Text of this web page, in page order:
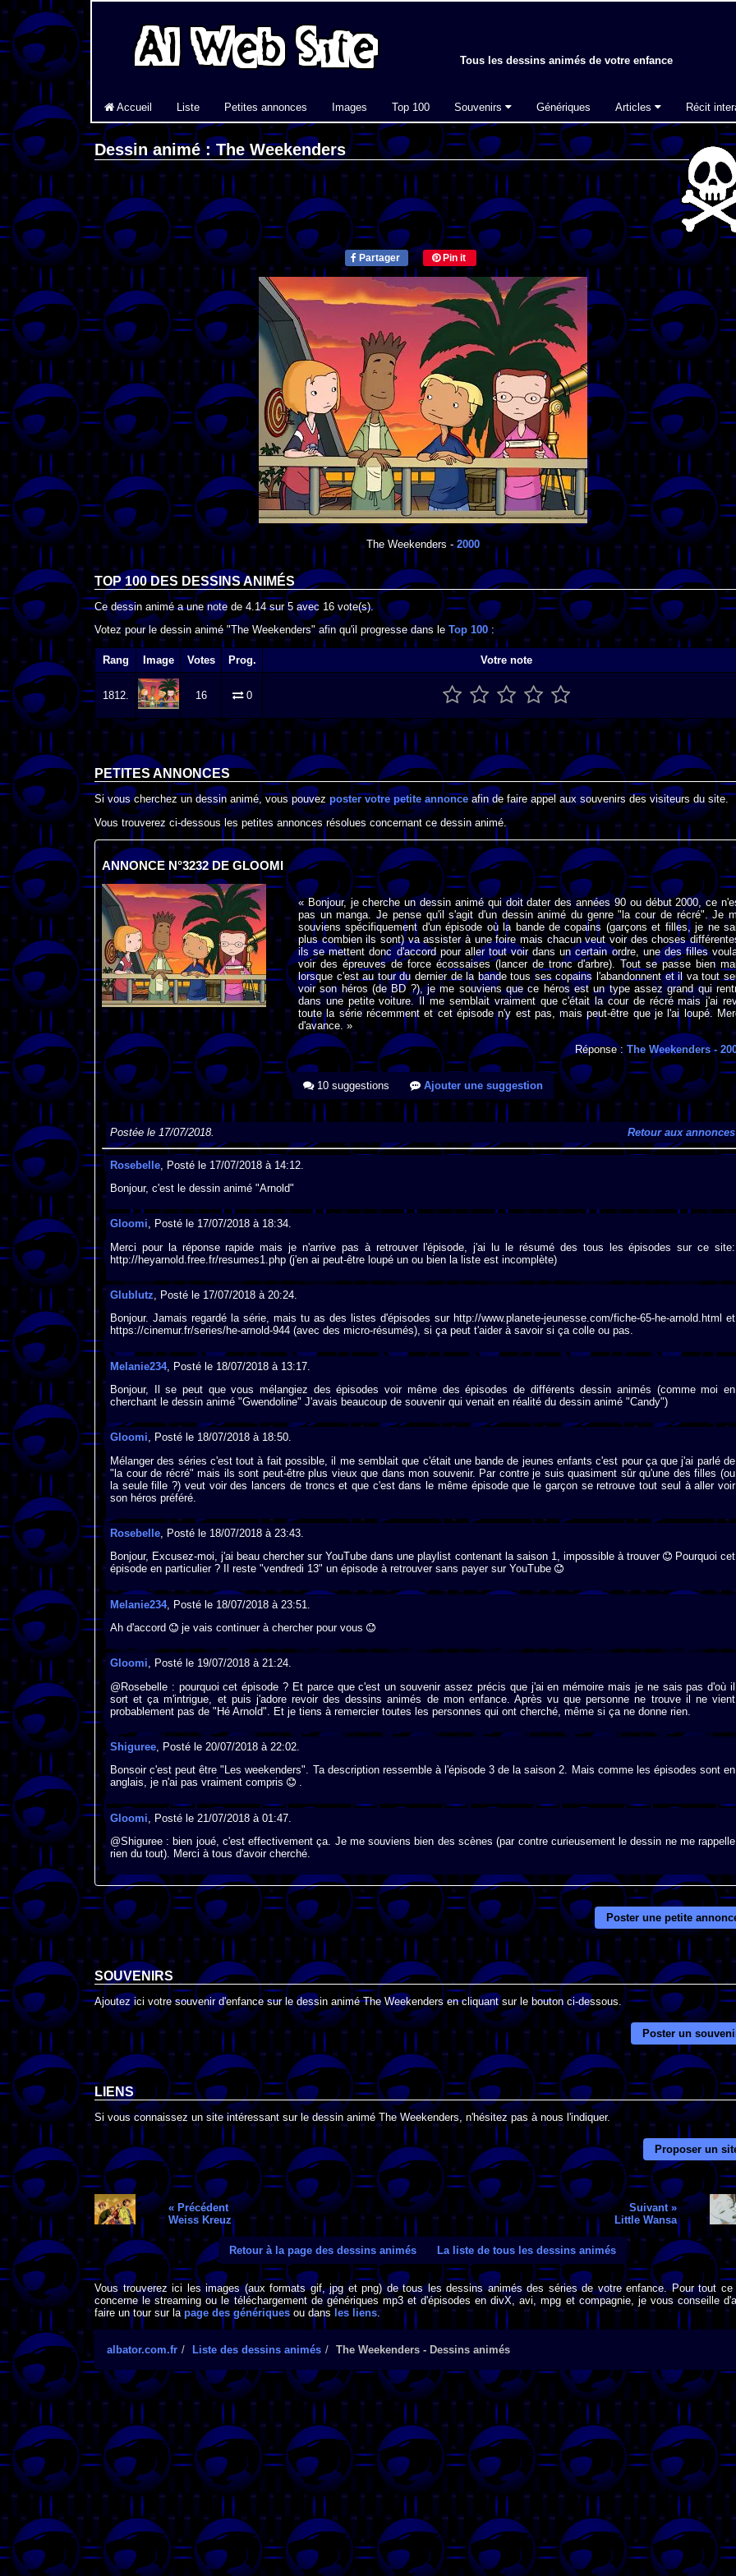
Tous les dessins animés de votre enfance
Accueil Liste Petites annonces Images Top 100 Souvenirs Génériques Articles Récit
Dessin animé : The Weekenders
Partager Pin it
The Weekenders-2000
TOP 100 DES DESSINS ANIMÉS
Ce dessin animé a une note de 4.14sur5 avec 16 vote(s).
Votez pour le dessin animé "The Weekenders" afin qu'il progresse dans le Top 100:
Rang Image Votes Prog. Votre note
1812. 16 0
PETITES ANNONCES
Si vous cherchez un dessin animé, vous pouvez poster votre petite annonceafin de faire appel aux souvenirs des visiteurs du site.
Vous trouverez ci-dessous les petites annonces résolues concernant ce dessin animé.
ANNONCE N°3232 DE GLOOMI
« Bonjour, je cherche un dessin animé qui doit dater des années 90 ou début 2000, ce
pas un manga. Je pense qu'il s'agit d'un dessin animé du genre "la cour de récré". Je
souviens spécifiquement d'un épisode où la bande de copains (garçons et filles, je ne
plus combien ils sont) va assister à une foire mais chacun veut voir des choses
ils se mettent donc d'accord pour aller tout voir dans un certain ordre, une des filles
voir des épreuves de force écossaises (lancer de tronc d'arbre). Tout se passe bien
lorsque c'est au tour du dernier de la bande tous ses copains l'abandonnent et il va tout
voir son héros (de BD ?), je me souviens que ce héros est un type assez grand qui
dans une petite voiture. Il me semblait vraiment que c'était la cour de récré mais j'ai
toute la série récemment et cet épisode n'y est pas, mais peut-être que je l'ai loupé.
d'avance. »
Réponse :The Weekenders-
10 suggestions Ajouter une suggestion
Postée le 17/07/2018. Retour aux annonces
Rosebelle, Posté le 17/07/2018 à 14:12.
Bonjour, c'est le dessin animé "Arnold"
Gloomi, Posté le 17/07/2018 à 18:34.
Merci pour la réponse rapide mais je n'arrive pas à retrouver l'épisode, j'ai lu le résumé des tous les épisodes sur ce site:
http://heyarnold.free.fr/resumes1.php (j'en ai peut-être loupé un ou bien la liste est incomplète)
Glublutz, Posté le 17/07/2018 à 20:24.
Bonjour. Jamais regardé la série, mais tu as des listes d'épisodes sur http://www.planete-jeunesse.com/fiche-65-he-arnold.html et
https://cinemur.fr/series/he-arnold-944 (avec des micro-résumés), si ça peut t'aider à savoir si ça colle ou pas.
Melanie234, Posté le 18/07/2018 à 13:17.
Bonjour, Il se peut que vous mélangiez des épisodes voir même des épisodes de différents dessin animés (comme moi en
cherchant le dessin animé "Gwendoline" J'avais beaucoup de souvenir qui venait en réalité du dessin animé "Candy")
Gloomi, Posté le 18/07/2018 à 18:50.
Mélanger des séries c'est tout à fait possible, il me semblait que c'était une bande de jeunes enfants c'est pour ça que j'ai parlé de
"la cour de récré" mais ils sont peut-être plus vieux que dans mon souvenir. Par contre je suis quasiment sûr qu'une des filles (ou
la seule fille ?) veut voir des lancers de troncs et que c'est dans le même épisode que le garçon se retrouve tout seul à aller voir
son héros préféré.
Rosebelle, Posté le 18/07/2018 à 23:43.
Bonjour, Excusez-moi, j'ai beau chercher sur YouTube dans une playlist contenant la saison 1, impossible à trouver
Pourquoi cet
épisode en particulier ? Il reste "vendredi 13" un épisode à retrouver sans payer sur YouTube
Melanie234, Posté le 18/07/2018 à 23:51.
Ah d'accord
je vais continuer à chercher pour vous
Gloomi, Posté le 19/07/2018 à 21:24.
@Rosebelle : pourquoi cet épisode ? Et parce que c'est un souvenir assez précis que j'ai en mémoire mais je ne sais pas d'où il
sort et ça m'intrigue, et puis j'adore revoir des dessins animés de mon enfance. Après vu que personne ne trouve il ne vient
probablement pas de "Hé Arnold". Et je tiens à remercier toutes les personnes qui ont cherché, même si ça ne donne rien.
Shiguree, Posté le 20/07/2018 à 22:02.
Bonsoir c'est peut être "Les weekenders". Ta description ressemble à l'épisode 3 de la saison 2. Mais comme les épisodes sont en
anglais, je n'ai pas vraiment compris
.
Gloomi , Posté le 21/07/2018 à 01:47.
@Shiguree : bien joué, c'est effectivement ça. Je me souviens bien des scènes (par contre curieusement le dessin ne me rappelle
rien du tout). Merci à tous d'avoir cherché.
Poster une petite
SOUVENIRS
Ajoutez ici votre souvenir d'enfance sur le dessin animé The Weekenders en cliquant sur le bouton ci-dessous.
Poster un
LIENS
Si vous connaissez un site intéressant sur le dessin animé The Weekenders, n'hésitez pas à nous l'indiquer.
Proposer un
« Précédent
Weiss Kreuz
Suivant »
Little Wansa
Retour à la page des dessins animés La liste de tous les dessins animés
Vous trouverez ici les images (aux formats gif, jpg et png) de tous les dessins animés des séries de votre enfance. Pour tout ce
concerne le streaming ou le téléchargement de génériques mp3 et d'épisodes en divX, avi, mpg et compagnie, je vous conseille
faire un tour sur lapage des génériquesou dans les liens.
albator.com.fr Liste des dessins animés The Weekenders - Dessins animés